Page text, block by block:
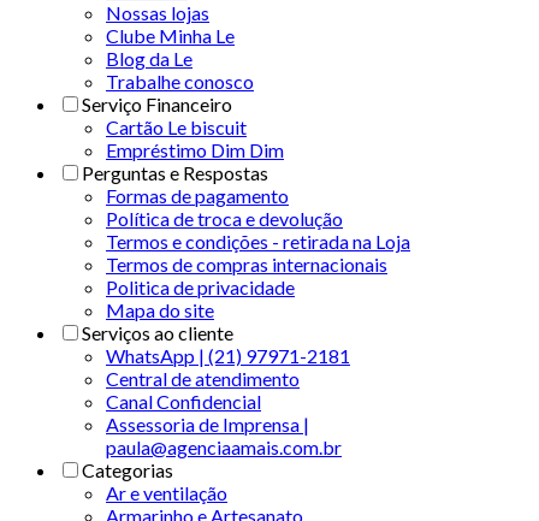
Nossas lojas
Clube Minha Le
Blog da Le
Trabalhe conosco
Serviço Financeiro
Cartão Le biscuit
Empréstimo Dim Dim
Perguntas e Respostas
Formas de pagamento
Política de troca e devolução
Termos e condições - retirada na Loja
Termos de compras internacionais
Politica de privacidade
Mapa do site
Serviços ao cliente
WhatsApp | (21) 97971-2181
Central de atendimento
Canal Confidencial
Assessoria de Imprensa |
paula@agenciaamais.com.br
Categorias
Ar e ventilação
Armarinho e Artesanato